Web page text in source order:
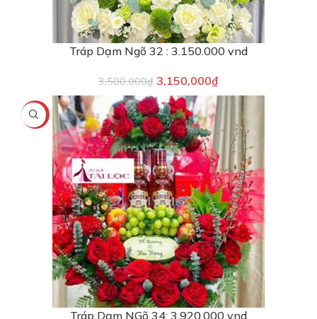
Tráp Dạm Ngõ 32 : 3.150.000 vnd
3,500,000₫ 3,150,000₫
-2%
Tráp Dạm NGõ 34: 3.920.000 vnd